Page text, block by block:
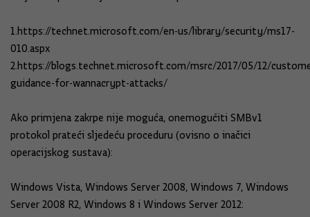
1.https://technet.microsoft.com/en-us/library/security/ms17-
010.aspx
2.https://blogs.technet.microsoft.com/msrc/2017/05/12/
guidance-for-wannacrypt-attacks/
Ako primjena zakrpe nije moguća, onemogućiti SMBv1
protokol prateći sljedeću proceduru (ovisno o inačici
operacijskog sustava):
Windows Vista, Windows Server 2008, Windows 7, Windows
Server 2008 R2, Windows 8 i Windows Server 2012: